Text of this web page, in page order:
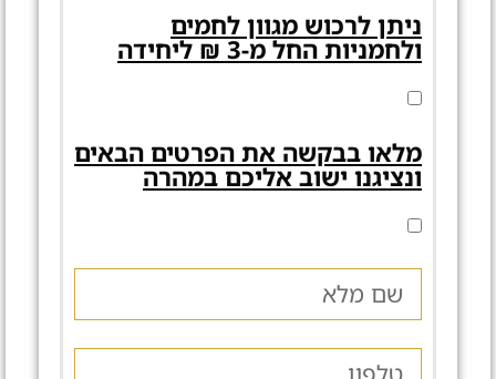
ניתן לרכוש מגוון לחמים
ולחמניות החל מ-3 ₪ ליחידה
מלאו בבקשה את הפרטים הבאים
ונציגנו ישוב אליכם במהרה